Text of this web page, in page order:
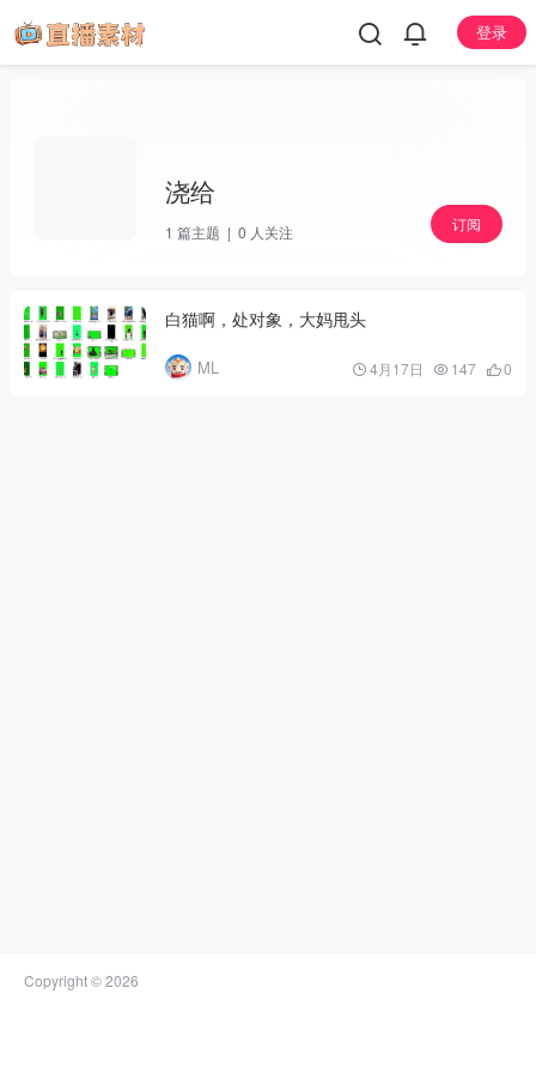
登录
浇给
1 篇主题 | 0 人关注 订阅
白猫啊，处对象，大妈甩头
ML 4月17日 147 0
Copyright © 2026